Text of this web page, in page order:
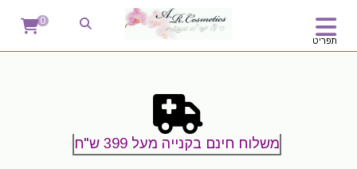
Royal Care
תפריט
0
משלוח חינם בקנייה מעל 399 ש"ח